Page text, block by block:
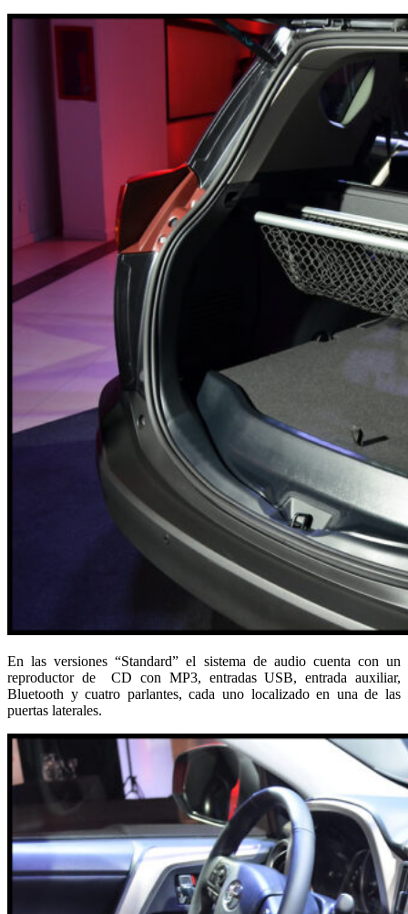
En las versiones “Standard” el sistema de audio cuenta con un
reproductor de CD con MP3, entradas USB, entrada auxiliar,
Bluetooth y cuatro parlantes, cada uno localizado en una de las
puertas laterales.